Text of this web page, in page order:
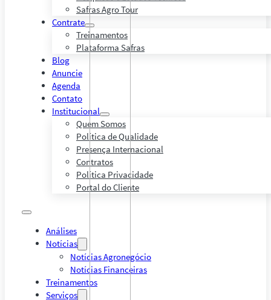
Safras Agro Tour
Contrate
Treinamentos
Plataforma Safras
Blog
Anuncie
Agenda
Contato
Institucional
Quem Somos
Política de Qualidade
Presença Internacional
Contratos
Política Privacidade
Portal do Cliente
Análises
Notícias
Notícias Agronegócio
Notícias Financeiras
Treinamentos
Serviços